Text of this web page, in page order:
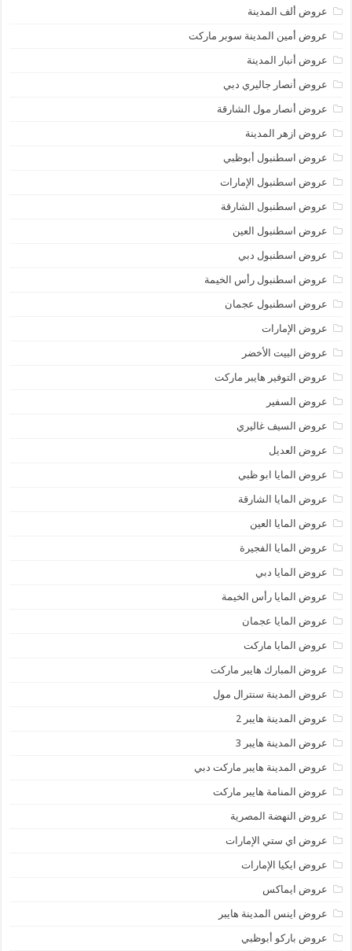
عروض ألف المدينة
عروض أمين المدينة سوبر ماركت
عروض أنبار المدينة
عروض أنصار جاليري دبي
عروض أنصار مول الشارقة
عروض ازهر المدينة
عروض اسطنبول أبوظبي
عروض اسطنبول الإمارات
عروض اسطنبول الشارقة
عروض اسطنبول العين
عروض اسطنبول دبي
عروض اسطنبول رأس الخيمة
عروض اسطنبول عجمان
عروض الإمارات
عروض البيت الأخضر
عروض التوفير هايبر ماركت
عروض السفير
عروض السيف غاليري
عروض العديل
عروض المايا ابو ظبي
عروض المايا الشارقة
عروض المايا العين
عروض المايا الفجيرة
عروض المايا دبي
عروض المايا رأس الخيمة
عروض المايا عجمان
عروض المايا ماركت
عروض المبارك هايبر ماركت
عروض المدينة سنترال مول
عروض المدينة هايبر 2
عروض المدينة هايبر 3
عروض المدينة هايبر ماركت دبي
عروض المنامة هايبر ماركت
عروض النهضة المصرية
عروض اي ستي الإمارات
عروض ايكيا الإمارات
عروض ايماكس
عروض اينس المدينة هايبر
عروض باركو أبوظبي